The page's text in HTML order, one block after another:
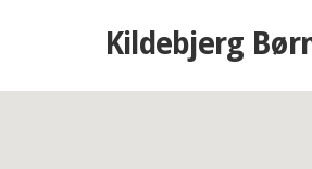
Kildebjerg